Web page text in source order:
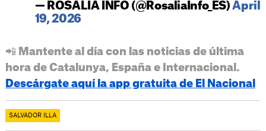
— ROSALÍA INFO (@RosaliaInfo_ES)April
19, 2026
📲 Mantente al día con las noticias de última
hora de Catalunya, España e Internacional.
Descárgate aquí la app gratuita de El Nacional
SALVADOR ILLA